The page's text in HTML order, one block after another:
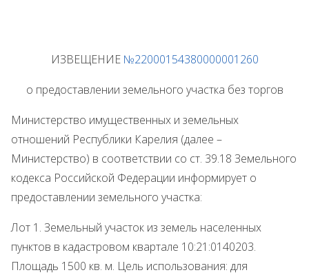
ИЗВЕЩЕНИЕ №22000154380000001260
о предоставлении земельного участка без торгов
Министерство имущественных и земельных
отношений Республики Карелия (далее –
Министерство) в соответствии со ст. 39.18 Земельного
кодекса Российской Федерации информирует о
предоставлении земельного участка:
Лот 1. Земельный участок из земель населенных
пунктов в кадастровом квартале 10:21:0140203.
Площадь 1500 кв. м. Цель использования: для